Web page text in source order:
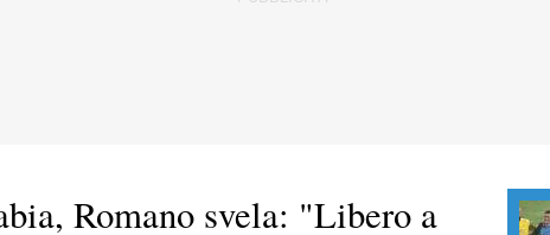
Romano svela: "Libero a